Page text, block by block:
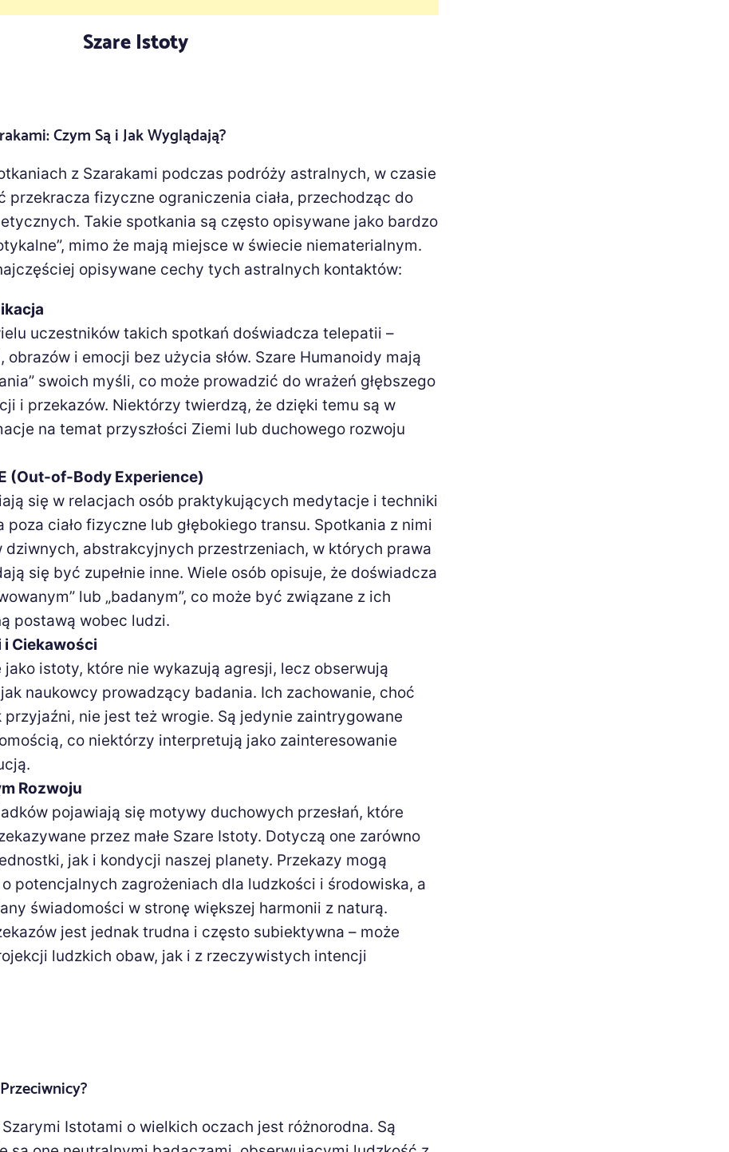
Szare Istoty
Czym Są i Jak Wyglądają?
z Szarakami podczas podróży astralnych, w czasie
przekracza fizyczne ograniczenia ciała, przechodząc do
Takie spotkania są często opisywane jako bardzo
mimo że mają miejsce w świecie niematerialnym.
opisywane cechy tych astralnych kontaktów:
uczestników takich spotkań doświadcza telepatii –
i emocji bez użycia słów. Szare Humanoidy mają
swoich myśli, co może prowadzić do wrażeń głębszego
i przekazów. Niektórzy twierdzą, że dzięki temu są w
na temat przyszłości Ziemi lub duchowego rozwoju
(Out-of-Body Experience)
się w relacjach osób praktykujących medytacje i techniki
poza ciało fizyczne lub głębokiego transu. Spotkania z nimi
dziwnych, abstrakcyjnych przestrzeniach, w których prawa
się być zupełnie inne. Wiele osób opisuje, że doświadcza
lub „badanym”, co może być związane z ich
postawą wobec ludzi.
Ciekawości
jako istoty, które nie wykazują agresji, lecz obserwują
naukowcy prowadzący badania. Ich zachowanie, choć
nie jest też wrogie. Są jedynie zaintrygowane
co niektórzy interpretują jako zainteresowanie
Rozwoju
pojawiają się motywy duchowych przesłań, które
przez małe Szare Istoty. Dotyczą one zarówno
jak i kondycji naszej planety. Przekazy mogą
potencjalnych zagrożeniach dla ludzkości i środowiska, a
świadomości w stronę większej harmonii z naturą.
jest jednak trudna i często subiektywna – może
ludzkich obaw, jak i z rzeczywistych intencji
Istotami o wielkich oczach jest różnorodna. Są